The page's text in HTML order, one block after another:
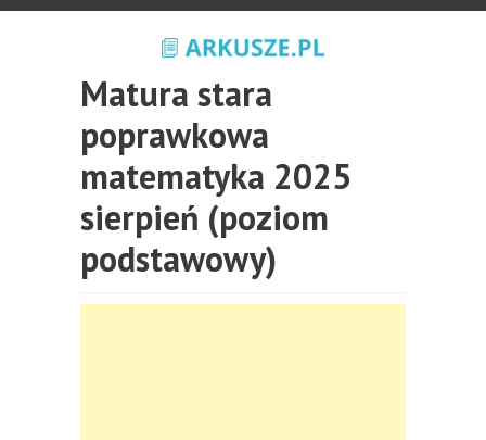
Matura stara
poprawkowa
matematyka 2025
sierpień (poziom
podstawowy)